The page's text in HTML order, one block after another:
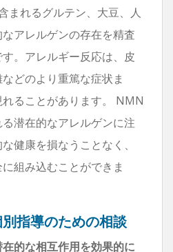
まれるグルテン、大豆、人
アレルゲンの存在を精査
。アレルギー反応は、皮
どのより重篤な症状ま
ることがあります。 NMN
潜在的なアレルゲンに注
健康を損なうことなく、
組み込むことができま
指導のための相談
的な相互作用を効果的に